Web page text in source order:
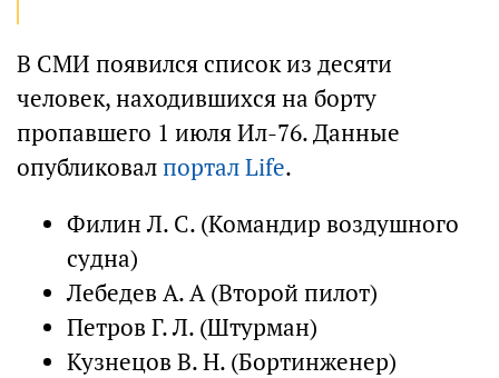
В СМИ появился список из десяти
человек, находившихся на борту
пропавшего 1 июля Ил-76. Данные
опубликовалпортал Life.
Филин Л. С. (Командир воздушного
судна)
Лебедев А. А (Второй пилот)
Петров Г. Л. (Штурман)
Кузнецов В. Н. (Бортинженер)